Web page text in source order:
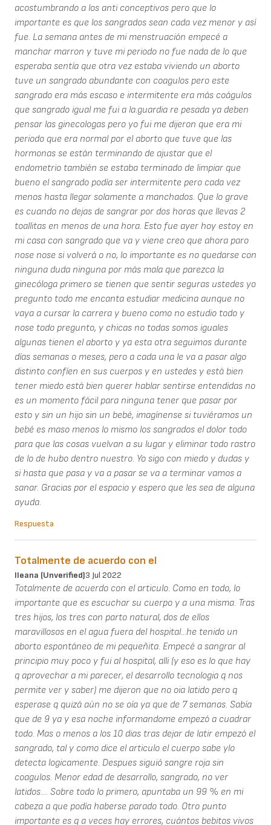
acostumbrando a los anti conceptivos pero que lo
importante es que los sangrados sean cada vez menor y así
fue. La semana antes de mi menstruación empecé a
manchar marron y tuve mi periodo no fue nada de lo que
esperaba sentía que otra vez estaba viviendo un aborto
tuve un sangrado abundante con coagulos pero este
sangrado era más escaso e intermitente era más coágulos
que sangrado igual me fui a la.guardia re pesada ya deben
pensar las ginecologas pero yo fui me dijeron que era mi
periodo que era normal por el aborto que tuve que las
hormonas se están terminando de ajustar que el
endometrio también se estaba terminado de limpiar que
bueno el sangrado podía ser intermitente pero cada vez
menos hasta llegar solamente a manchados. Que lo grave
es cuando no dejas de sangrar por dos horas que llevas 2
toallitas en menos de una hora. Esto fue ayer hoy estoy en
mi casa con sangrado que va y viene creo que ahora paro
nose nose si volverá o no, lo importante es no quedarse con
ninguna duda ninguna por más mala que parezca la
ginecóloga primero se tienen que sentir seguras ustedes yo
pregunto todo me encanta estudiar medicina aunque no
vaya a cursar la carrera y bueno como no estudio todo y
nose todo pregunto, y chicas no todas somos iguales
algunas tienen el aborto y ya esta otra seguimos durante
días semanas o meses, pero a cada una le va a pasar algo
distinto confíen en sus cuerpos y en ustedes y está bien
tener miedo está bien querer hablar sentirse entendidas no
es un momento fácil para ninguna tener que pasar por
esto y sin un hijo sin un bebé, imagínense si tuviéramos un
bebé es maso menos lo mismo los sangrados el dolor todo
para que las cosas vuelvan a su lugar y eliminar todo rastro
de lo de hubo dentro nuestro. Yo sigo con miedo y dudas y
si hasta que pasa y va a pasar se va a terminar vamos a
sanar. Gracias por el espacio y espero que les sea de alguna
ayuda.
Respuesta
Totalmente de acuerdo con el
Ileana (unverified)3 Jul 2022
Totalmente de acuerdo con el articulo. Como en todo, lo
importante que es escuchar su cuerpo y a una misma. Tras
tres hijos, los tres con parto natural, dos de ellos
maravillosos en el agua fuera del hospital...he tenido un
aborto espontáneo de mi pequeñita. Empecé a sangrar al
principio muy poco y fui al hospital, alli (y eso es lo que hay
q aprovechar a mi parecer, el desarrollo tecnologia q nos
permite ver y saber) me dijeron que no oia latido pero q
esperase q quizá aún no se oía ya que de 7 semanas. Sabía
que de 9 ya y esa noche informandome empezó a cuadrar
todo. Mas o menos a los 10 dias tras dejar de latir empezó el
sangrado, tal y como dice el articulo el cuerpo sabe ylo
detecta logicamente. Despues siguió sangre roja sin
coagulos. Menor edad de desarrollo, sangrado, no ver
latidos.... Sobre todo lo primero, apuntaba un 99 % en mi
cabeza a que podía haberse parado todo. Otro punto
importante es q a veces hay errores, cuántos bebitos vivos